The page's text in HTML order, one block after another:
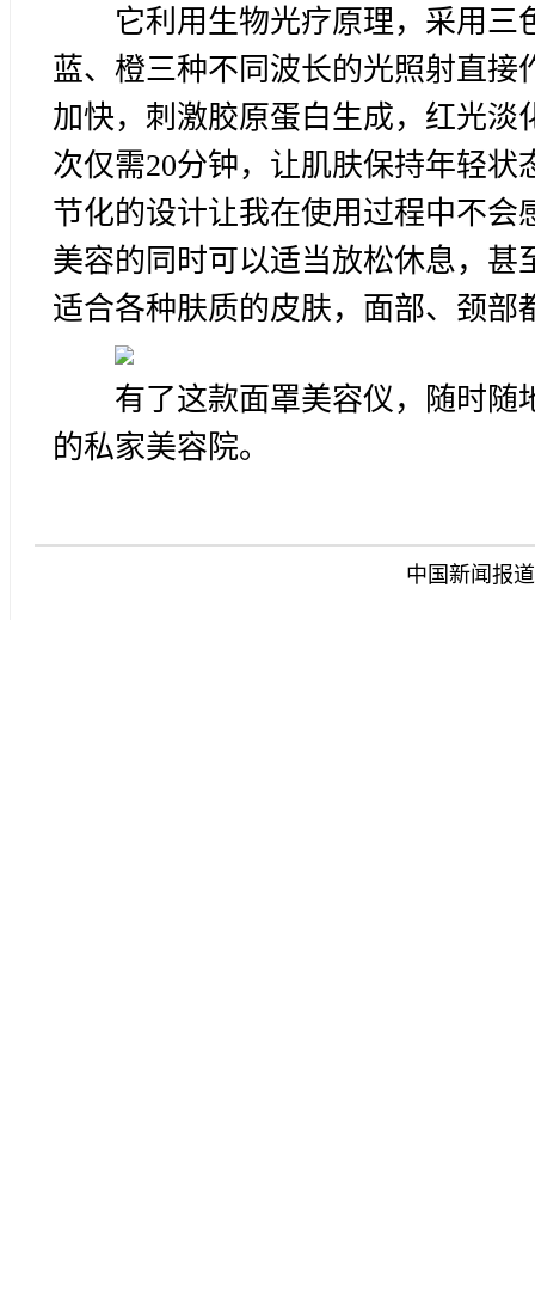
它利用生物光疗原理，采用三
蓝、橙三种不同波长的光照射直
加快，刺激胶原蛋白生成，红光
次仅需20分钟，让肌肤保持年轻
节化的设计让我在使用过程中不
美容的同时可以适当放松休息，
适合各种肤质的皮肤，面部、颈部
有了这款面罩美容仪，随时随
的私家美容院。
中国新闻报